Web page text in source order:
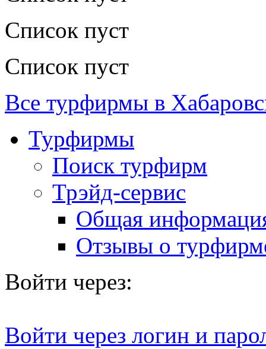
Список пуст
Список пуст
Все турфирмы в
Турфирмы
Поиск турфирм
Трэйд-сервис
Общая
Отзывы о
Войти через:
Войти через логин и